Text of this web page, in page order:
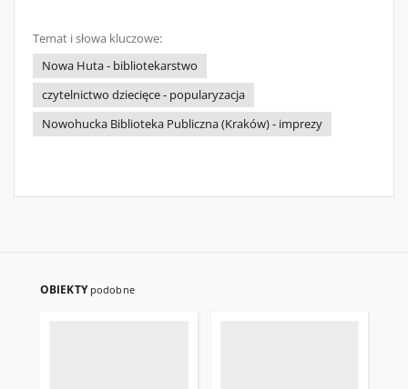
Temat i słowa kluczowe:
Nowa Huta - bibliotekarstwo
czytelnictwo dziecięce - popularyzacja
Nowohucka Biblioteka Publiczna (Kraków) - imprezy
OBIEKTY podobne